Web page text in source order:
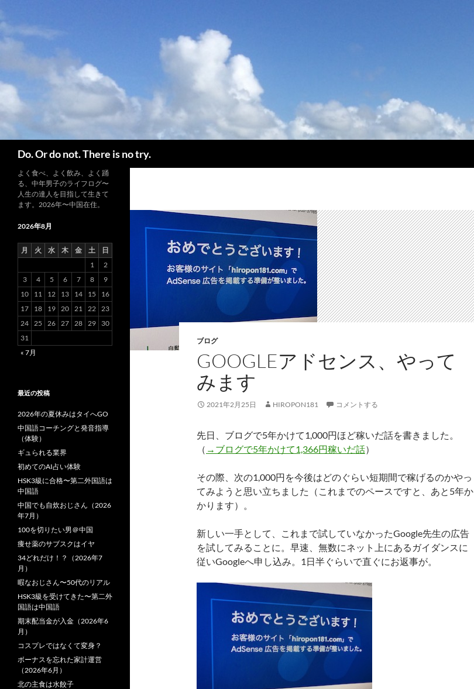
ン
Do. Or do not. There is no try.
ブログ
GOOGLEアドセンス、やって
みます
2021年2月25日 HIROPON181 コメントする
先日、ブログで5年かけて1,000円ほど稼いだ話を書きました。
（ →ブログで5年かけて1,366円稼いだ話）
その際、次の1,000円を今後はどのぐらい短期間で稼げるのかやっ
てみようと思い立ちました（これまでのペースですと、あと5年か
かります）。
新しい一手として、これまで試していなかったGoogle先生の広告
を試してみることに。早速、無数にネット上にあるガイダンスに
従いGoogleへ申し込み。1日半ぐらいで直ぐにお返事が。
よく食べ、よく飲み、よく踊
る、中年男子のライフログ〜
人生の達人を目指して生きて
ます。2026年〜中国在住。
2026年8月
月 火 水 木 金 土
日
1
2
3
4 5 6 7 8
9
10
11 12 13 14 15
16
17
18 19 20 21 22 23
24 25 26 27 28 29
30
31
« 7月
最近の投稿
2026年の夏休みはタイへGO
中国語コーチングと発音指導
（体験）
ギュられる業界
初めてのAI占い体験
HSK3級に合格〜第二外国語は
中国語
中国でも自炊おじさん（2026
年7月）
100を切りたい男＠中国
痩せ薬のサブスクはイヤ
34どれだけ！？（2026年7
月）
暇なおじさん〜50代のリアル
HSK3級を受けてきた〜第二外
国語は中国語
期末配当金が入金（2026年6
月）
コスプレではなくて変身？
ボーナスを忘れた家計運営
（2026年6月）
北の主食は水餃子